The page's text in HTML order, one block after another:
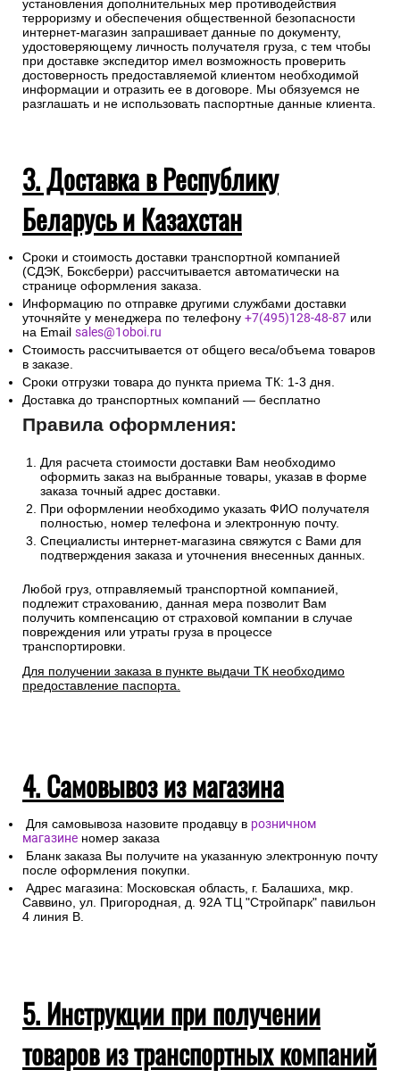
установления дополнительных мер противодействия
терроризму и обеспечения общественной безопасности
интернет-магазин запрашивает данные по документу,
удостоверяющему личность получателя груза, с тем чтобы
при доставке экспедитор имел возможность проверить
достоверность предоставляемой клиентом необходимой
информации и отразить ее в договоре. Мы обязуемся не
разглашать и не использовать паспортные данные клиента.
3. Доставка в Республику
Беларусь и Казахстан
Сроки и стоимость доставки транспортной компанией
(СДЭК, Боксберри) рассчитывается автоматически на
странице оформления заказа.
Информацию по отправке другими службами доставки
уточняйте у менеджера по телефону +7(495)128-48-87 или
на Email sales@1oboi.ru
Стоимость рассчитывается от общего веса/объема товаров
в заказе.
Сроки отгрузки товара до пункта приема ТК: 1-3 дня.
Доставка до транспортных компаний — бесплатно
Правила оформления:
Для расчета стоимости доставки Вам необходимо
оформить заказ на выбранные товары, указав в форме
заказа точный адрес доставки.
При оформлении необходимо указать ФИО получателя
полностью, номер телефона и электронную почту.
Специалисты интернет-магазина свяжутся с Вами для
подтверждения заказа и уточнения внесенных данных.
Любой груз, отправляемый транспортной компанией,
подлежит страхованию, данная мера позволит Вам
получить компенсацию от страховой компании в случае
повреждения или утраты груза в процессе
транспортировки.
Для получении заказа в пункте выдачи ТК необходимо
предоставление паспорта.
4. Самовывоз из магазина
Для самовывоза назовите продавцу в розничном
магазине номер заказа
Бланк заказа Вы получите на указанную электронную почту
после оформления покупки.
Адрес магазина: Московская область, г. Балашиха, мкр.
Саввино, ул. Пригородная, д. 92А ТЦ "Стройпарк" павильон
4 линия В.
5. Инструкции при получении
товаров из транспортных компаний